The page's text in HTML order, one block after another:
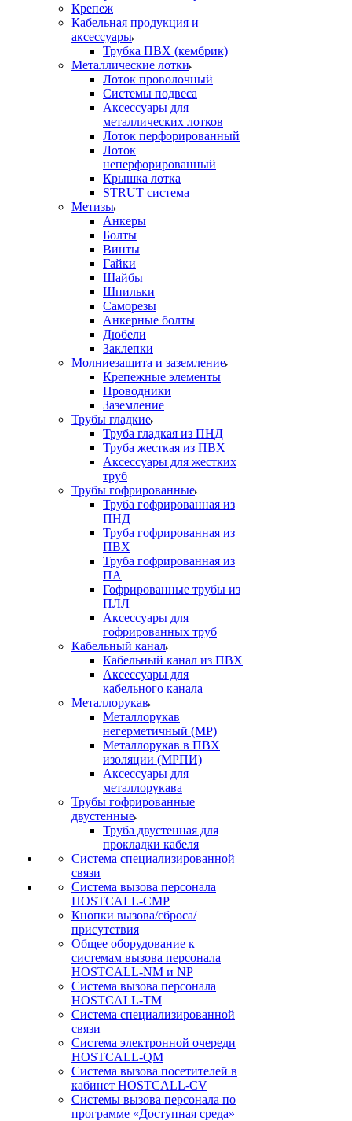
Крепеж
Кабельная продукция и
аксессуары
Трубка ПВХ (кембрик)
Металлические лотки
Лоток проволочный
Системы подвеса
Аксессуары для
металлических лотков
Лоток перфорированный
Лоток
неперфорированный
Крышка лотка
STRUT система
Метизы
Анкеры
Болты
Винты
Гайки
Шайбы
Шпильки
Саморезы
Анкерные болты
Дюбели
Заклепки
Молниезащита и заземление
Крепежные элементы
Проводники
Заземление
Трубы гладкие
Труба гладкая из ПНД
Труба жесткая из ПВХ
Аксессуары для жестких
труб
Трубы гофрированные
Труба гофрированная из
ПНД
Труба гофрированная из
ПВХ
Труба гофрированная из
ПА
Гофрированные трубы из
ПЛЛ
Аксессуары для
гофрированных труб
Кабельный канал
Кабельный канал из ПВХ
Аксессуары для
кабельного канала
Металлорукав
Металлорукав
негерметичный (МР)
Металлорукав в ПВХ
изоляции (МРПИ)
Аксессуары для
металлорукава
Трубы гофрированные
двустенные
Труба двустенная для
прокладки кабеля
Система специализированной
связи
Cистема вызова персонала
HOSTCALL-CMP
Кнопки вызова/сброса/
присутствия
Общее оборудование к
системам вызова персонала
HOSTCALL-NM и NP
Система вызова персонала
HOSTCALL-TM
Система специализированной
связи
Система электронной очереди
HOSTCALL-QM
Cистема вызова посетителей в
кабинет HOSTCALL-CV
Системы вызова персонала по
программе «Доступная среда»